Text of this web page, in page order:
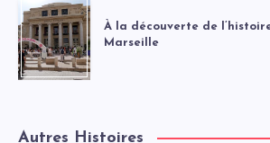
À la découverte de
Marseille
Autres Histoires